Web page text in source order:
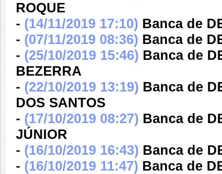
ROQUE
- (14/11/2019 17:10) Banca de
- (07/11/2019 08:36) Banca de
- (25/10/2019 15:46) Banca de
BEZERRA
- (22/10/2019 13:19) Banca de
DOS SANTOS
- (17/10/2019 08:27) Banca de
JÚNIOR
- (16/10/2019 16:43) Banca de
- (16/10/2019 11:47) Banca de